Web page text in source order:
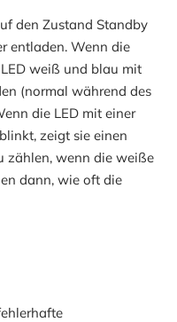
den Zustand Standby
entladen. Wenn die
weiß und blau mit
(normal während des
die LED mit einer
zeigt sie einen
zählen, wenn die weiße
dann, wie oft die